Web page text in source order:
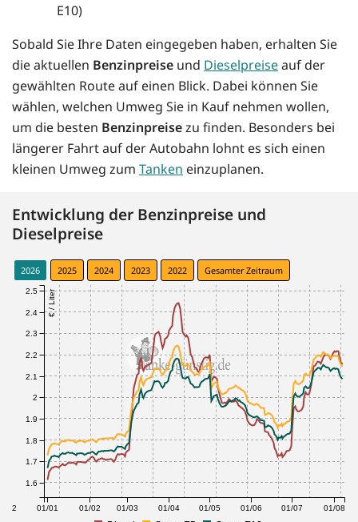
E10)
Sobald Sie Ihre Daten eingegeben haben, erhalten Sie
die aktuellen Benzinpreise und Dieselpreiseauf der
gewählten Route auf einen Blick. Dabei können Sie
wählen, welchen Umweg Sie in Kauf nehmen wollen,
um die besten Benzinpreisezu finden. Besonders bei
längerer Fahrt auf der Autobahn lohnt es sich einen
kleinen Umweg zum Tanken einzuplanen.
Entwicklung der Benzinpreise und
Dieselpreise
2026 2025 2024 2023 2022 Gesamter Zeitraum
12 01/01 01/02 01/03 01/04 01/05 01/06 01/07 01/08
€ / Liter
1.6
1.7
1.8
1.9
2
2.1
2.2
2.3
2.4
2.5